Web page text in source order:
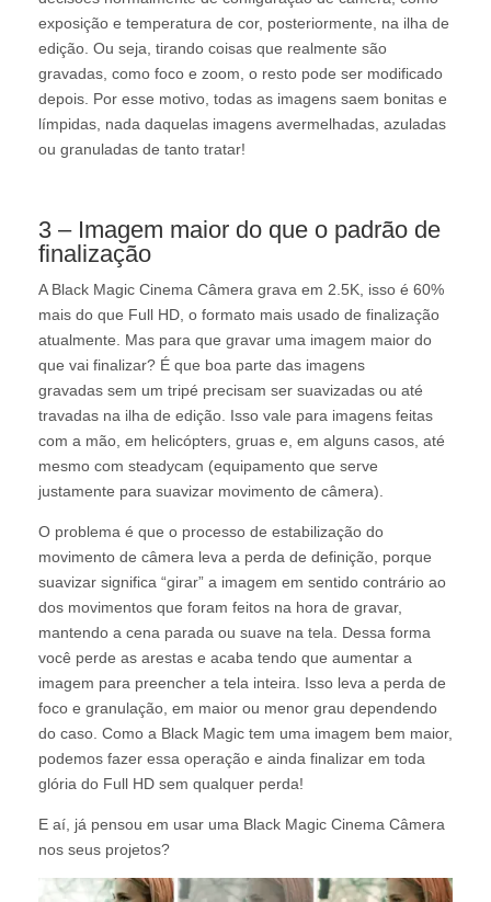
exposição e temperatura de cor, posteriormente, na ilha de
edição. Ou seja, tirando coisas que realmente são
gravadas, como foco e zoom, o resto pode ser modificado
depois. Por esse motivo, todas as imagens saem bonitas e
límpidas, nada daquelas imagens avermelhadas, azuladas
ou granuladas de tanto tratar!
3 – Imagem maior do que o padrão de
finalização
A Black Magic Cinema Câmera grava em 2.5K, isso é 60%
mais do que Full HD, o formato mais usado de finalização
atualmente. Mas para que gravar uma imagem maior do
que vai finalizar? É que boa parte das imagens
gravadas sem um tripé precisam ser suavizadas ou até
travadas na ilha de edição. Isso vale para imagens feitas
com a mão, em helicópters, gruas e, em alguns casos, até
mesmo com steadycam (equipamento que serve
justamente para suavizar movimento de câmera).
O problema é que o processo de estabilização do
movimento de câmera leva a perda de definição, porque
suavizar significa “girar” a imagem em sentido contrário ao
dos movimentos que foram feitos na hora de gravar,
mantendo a cena parada ou suave na tela. Dessa forma
você perde as arestas e acaba tendo que aumentar a
imagem para preencher a tela inteira. Isso leva a perda de
foco e granulação, em maior ou menor grau dependendo
do caso. Como a Black Magic tem uma imagem bem maior,
podemos fazer essa operação e ainda finalizar em toda
glória do Full HD sem qualquer perda!
E aí, já pensou em usar uma Black Magic Cinema Câmera
nos seus projetos?